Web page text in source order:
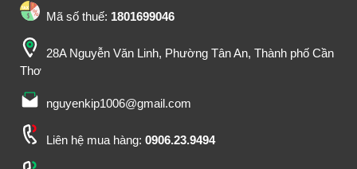
Mã số thuế: 1801699046
28A Nguyễn Văn Linh, Phường Tân An, Thành phố Cần
Thơ
nguyenkip1006@gmail.com
Liên hệ mua hàng: 0906.23.9494